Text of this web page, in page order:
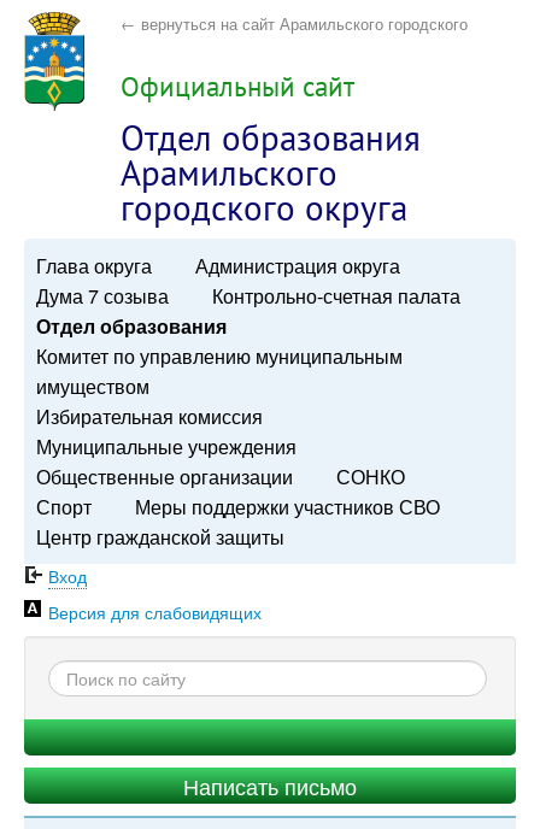
← вернуться на сайт Арамильского городского
округа
Официальный сайт
Отдел образования
Арамильского
городского округа
Глава округа
Администрация округа
Дума 7 созыва
Контрольно-счетная палата
Отдел образования
Комитет по управлению муниципальным
имуществом
Избирательная комиссия
Муниципальные учреждения
Общественные организации
СОНКО
Спорт
Меры поддержки участников СВО
Центр гражданской защиты
Вход
Версия для слабовидящих
Написать письмо